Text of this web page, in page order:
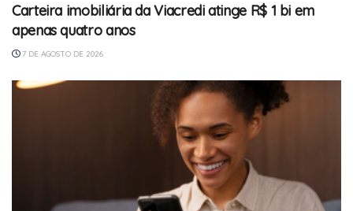
Carteira imobiliária da Viacredi atinge R$ 1 bi em
apenas quatro anos
7 DE AGOSTO DE 2026